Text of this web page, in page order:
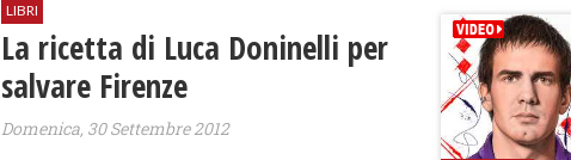
LIBRI
La ricetta di Luca Doninelli per
salvare Firenze
Domenica, 30 Settembre 2012